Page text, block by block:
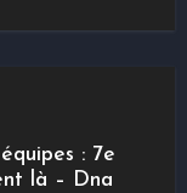
: 7e
là – Dna